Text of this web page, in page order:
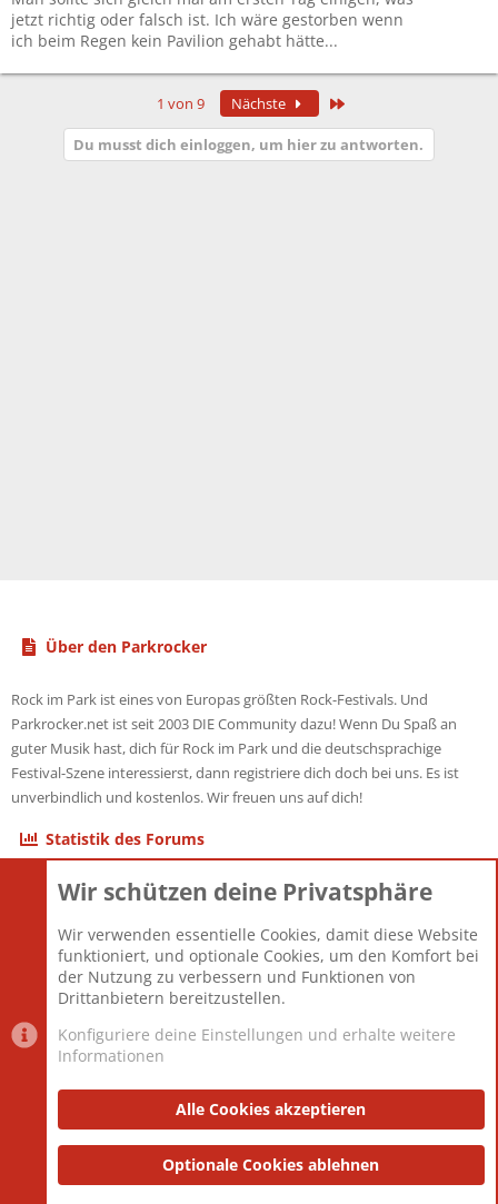
jetzt richtig oder falsch ist. Ich wäre gestorben wenn
ich beim Regen kein Pavilion gehabt hätte...
1 von 9 Nächste
Du musst dich einloggen, um hier zu antworten.
Über den Parkrocker
Rock im Park ist eines von Europas größten Rock-Festivals. Und
Parkrocker.net ist seit 2003 DIE Community dazu! Wenn Du Spaß an
guter Musik hast, dich für Rock im Park und die deutschsprachige
Festival-Szene interessierst, dann registriere dich doch bei uns. Es ist
unverbindlich und kostenlos. Wir freuen uns auf dich!
Statistik des Forums
Themen
Mitglieder
12.427
Neuestes Mitglied
Berlin
Datenschutzerklärung Impressum
Community platform by XenForo® © 2010-2025 XenForo Ltd.
and add-ons by ThemeHouse
Wir schützen deine Privatsphäre
Wir verwenden essentielle Cookies, damit diese Website
funktioniert, und optionale Cookies, um den Komfort bei
der Nutzung zu verbessern und Funktionen von
Drittanbietern bereitzustellen.
Konfiguriere deine Einstellungen und erhalte weitere
Informationen
Alle Cookies akzeptieren
Optionale Cookies ablehnen